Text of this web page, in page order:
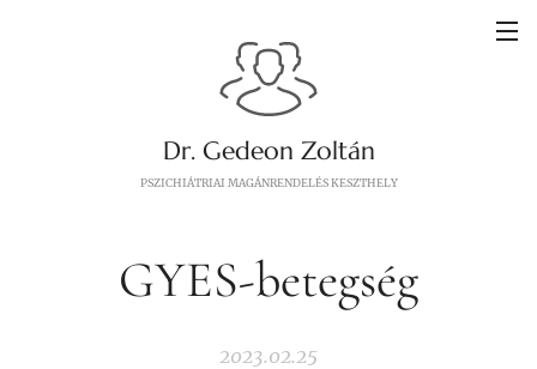
Dr. Gedeon Zoltán
PSZICHIÁTRIAI MAGÁNRENDELÉS KESZTHELY
GYES-betegség
2023.02.25